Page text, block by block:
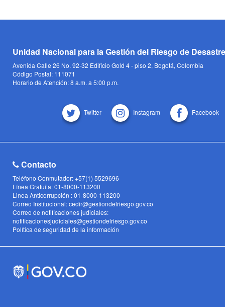
Unidad Nacional para la Gestión del Riesgo de
Avenida Calle 26 No. 92-32 Edificio Gold 4 - piso 2, Bogotá, Colombia
Código Postal: 111071
Horario de Atención: 8 a.m. a 5:00 p.m.
Twitter Instagram Facebook
Contacto
Teléfono Conmutador: +57(1) 5529696
Línea Gratuita: 01-8000-113200
Linea Anticorrupción : 01-8000-113200
Correo Institucional: cedir@gestiondelriesgo.gov.co
Correo de notificaciones judiciales:
notificacionesjudiciales@gestiondelriesgo.gov.co
Política de seguridad de la información